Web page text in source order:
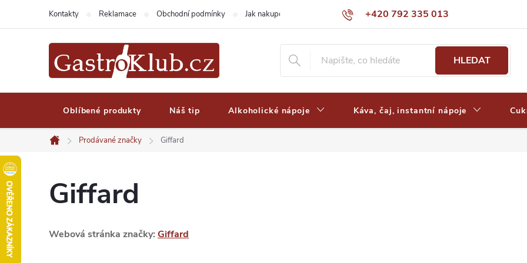
+420 792 335 013
Kontakty Reklamace Obchodní podmínky Jak nakupovat Výdejní místa a ceny dopravy Často kladené otázky
HLEDAT
Oblíbené produkty Náš tip Alkoholické nápoje Káva, čaj, instantní nápoje
Domů
Prodávané značky Giffard
Giffard
Webová stránka značky: Giffard